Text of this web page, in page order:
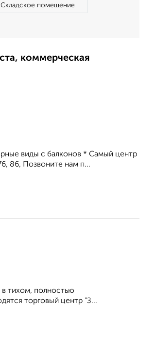
Складское помещение
коммерческая
виды с балконов * Самый центр
86, Позвоните нам п...
в тихом, полностью
торговый центр "З...